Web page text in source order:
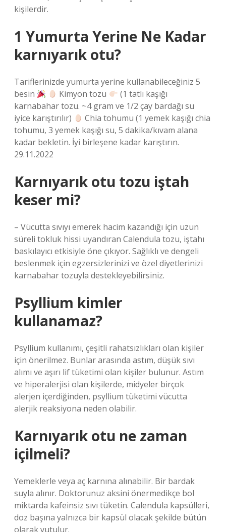
kişilerdir.
1 Yumurta Yerine Ne Kadar
karnıyarık otu?
Tariflerinizde yumurta yerine kullanabileceğiniz 5
besin
Kimyon tozu
(1 tatlı kaşığı
karnabahar tozu. ~4 gram ve 1/2 çay bardağı su
iyice karıştırılır)
Chia tohumu (1 yemek kaşığı chia
tohumu, 3 yemek kaşığı su, 5 dakika/kıvam alana
kadar bekletin. İyi birleşene kadar karıştırın.
29.11.2022
Karnıyarık otu tozu iştah
keser mi?
– Vücutta sıvıyı emerek hacim kazandığı için uzun
süreli tokluk hissi uyandıran Calendula tozu, iştahı
baskılayıcı etkisiyle öne çıkıyor. Sağlıklı ve dengeli
beslenmek için egzersizlerinizi ve özel diyetlerinizi
karnabahar tozuyla destekleyebilirsiniz.
Psyllium kimler
kullanamaz?
Psyllium kullanımı, çeşitli rahatsızlıkları olan kişiler
için önerilmez. Bunlar arasında astım, düşük sıvı
alımı ve aşırı lif tüketimi olan kişiler bulunur. Astım
ve hiperalerjisi olan kişilerde, midyeler birçok
alerjen içerdiğinden, psyllium tüketimi vücutta
alerjik reaksiyona neden olabilir.
Karnıyarık otu ne zaman
içilmeli?
Yemeklerle veya aç karnına alınabilir. Bir bardak
suyla alınır. Doktorunuz aksini önermedikçe bol
miktarda kafeinsiz sıvı tüketin. Calendula kapsülleri,
doz başına yalnızca bir kapsül olacak şekilde bütün
olarak yutulur.